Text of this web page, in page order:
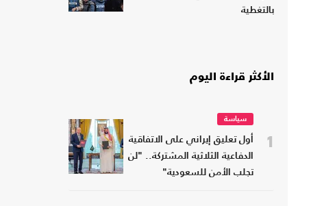
بالتغطية
الأكثر قراءة اليوم
1
سياسة
أول تعليق إيراني على الاتفاقية
الدفاعية الثلاثية المشتركة.. "لن
تجلب الأمن للسعودية"